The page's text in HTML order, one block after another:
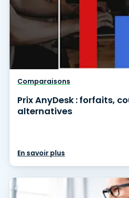
Comparaisons
Prix AnyDesk : forfaits,
alternatives
En savoir plus